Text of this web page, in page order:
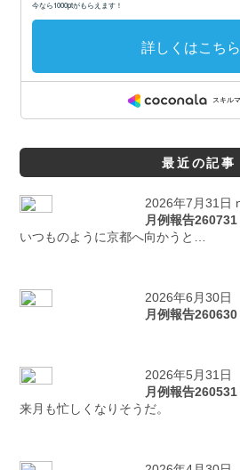
最近の記事
2026年7月31日
月例報告260731
いつものように京都へ向かうと…
2026年6月30日
月例報告260630
2026年5月31日
月例報告260531
来月も忙しくなりそうだ。